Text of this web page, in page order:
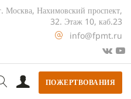
Москва, Нахимовский проспект,
32. Этаж 10, каб.23
info@fpmt.ru
ПОЖЕРТВОВАНИЯ